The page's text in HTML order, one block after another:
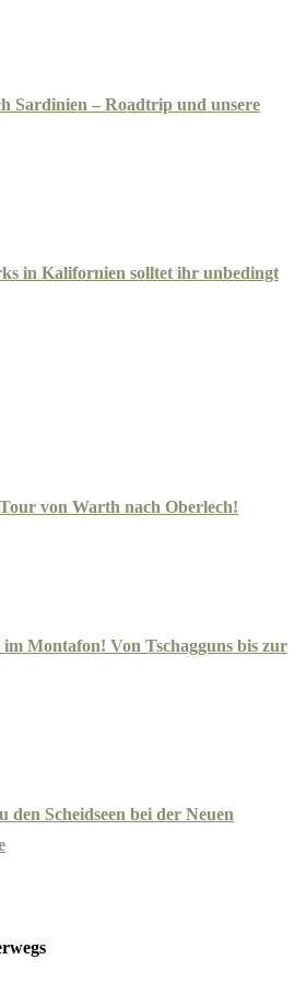
Sardinien – Roadtrip und unsere
in Kalifornien solltet ihr unbedingt
von Warth nach Oberlech!
Montafon! Von Tschagguns bis zur
den Scheidseen bei der Neuen